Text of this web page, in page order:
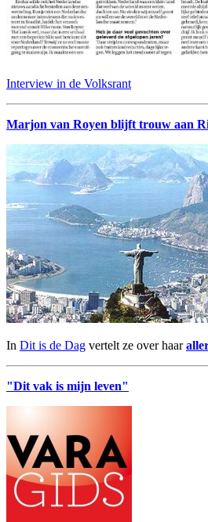
Interview in de Volksrant
Marjon van Royen blijft trouw aan
In Dit is de Dag vertelt ze over haar
"Dit vak is mijn leven"